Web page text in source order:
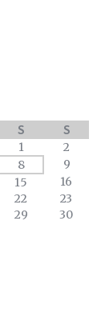
S S
1
2
8
9
15
16
22
23
29
30